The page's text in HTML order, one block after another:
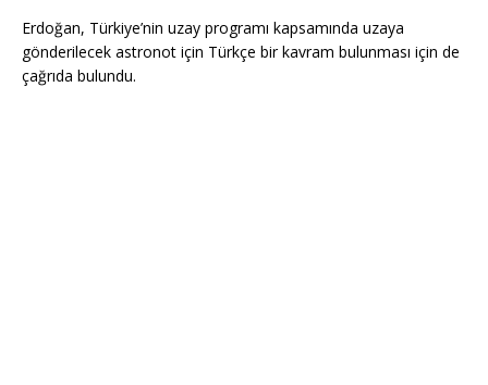
Erdoğan, Türkiye’nin uzay programı kapsamında uzaya
gönderilecek astronot için Türkçe bir kavram bulunması için de
çağrıda bulundu.